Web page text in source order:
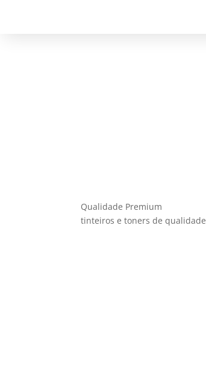
Qualidade Premium
tinteiros e toners de qualidade